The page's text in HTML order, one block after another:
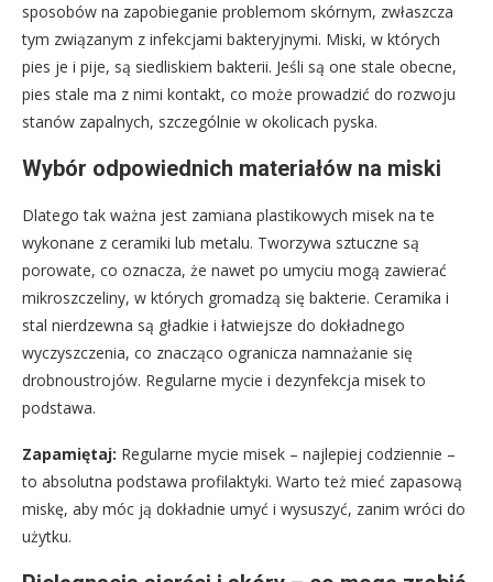
sposobów na zapobieganie problemom skórnym, zwłaszcza
tym związanym z infekcjami bakteryjnymi. Miski, w których
pies je i pije, są siedliskiem bakterii. Jeśli są one stale obecne,
pies stale ma z nimi kontakt, co może prowadzić do rozwoju
stanów zapalnych, szczególnie w okolicach pyska.
Wybór odpowiednich materiałów na miski
Dlatego tak ważna jest zamiana plastikowych misek na te
wykonane z ceramiki lub metalu. Tworzywa sztuczne są
porowate, co oznacza, że nawet po umyciu mogą zawierać
mikroszczeliny, w których gromadzą się bakterie. Ceramika i
stal nierdzewna są gładkie i łatwiejsze do dokładnego
wyczyszczenia, co znacząco ogranicza namnażanie się
drobnoustrojów. Regularne mycie i dezynfekcja misek to
podstawa.
Zapamiętaj: Regularne mycie misek – najlepiej codziennie –
to absolutna podstawa profilaktyki. Warto też mieć zapasową
miskę, aby móc ją dokładnie umyć i wysuszyć, zanim wróci do
użytku.